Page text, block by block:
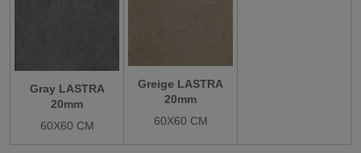
Gray LASTRA
20mm
60X60 СМ
Greige LASTRA
20mm
60X60 СМ